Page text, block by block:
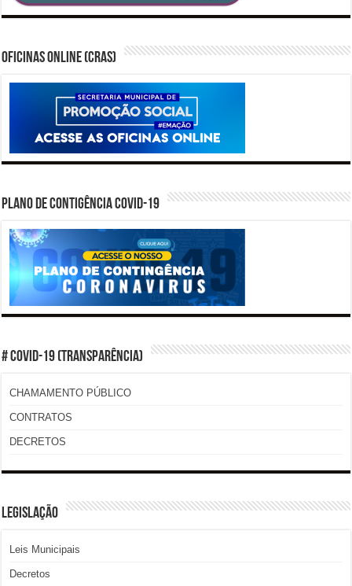
Oficinas Online (CRAS)
PLANO DE CONTIGÊNCIA COVID-19
# COVID-19 (TRANSPARÊNCIA)
CHAMAMENTO PÚBLICO
CONTRATOS
DECRETOS
LEGISLAÇÃO
Leis Municipais
Decretos